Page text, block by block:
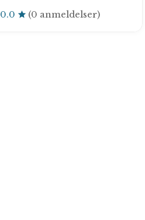
0.0 (0 anmeldelser)